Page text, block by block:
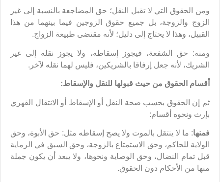
ومن الحقوق التي لا تقبل النقل؛ حق المضاجعة بالنسبة إلى غير
الزوج والزوجة، بل جميع حقوق الزوجين فيما بينهما من هذا
القبيل، وهذا لا يحتاج إلى دليل؛ لأنه مقتضى طبيعة الزواج.
ومنه: حق الشفعة، فيجوز إسقاطه، ولا يجوز نقله إلى غير
الشريك، لأنه جعل إرفاقا بالشريكين، فليس لهما نقله لآخر.
أقسام الحقوق من حيث قبولها للنقل والإسقاط:
ثم إن الحقوق بحسب صحة النقل أو الإسقاط أو الانتقال القهري
بإرث ونحوه أقسام:
فمنها: ما لا ينتقل بالموت ولا يصح إسقاطه مثل: حق الأبوة، وحق
الولاية للحاكم، وحق الاستمتاع بالزوجة، وحق السبق في الرماية
قبل تمام النضال، وحق الوصاية ونحوها، ولا يبعد أن يكون جملة
منها من الأحكام دون الحقوق.